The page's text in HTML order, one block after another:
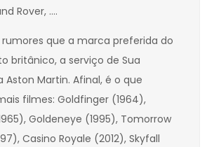
Rover, ….
que a marca preferida do
britânico, a serviço de Sua
Aston Martin. Afinal, é o que
filmes: Goldfinger (1964),
Goldeneye (1995), Tomorrow
Casino Royale (2012), Skyfall